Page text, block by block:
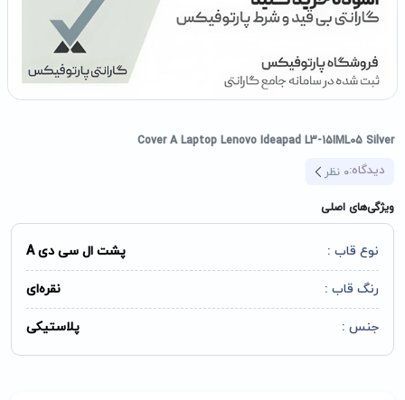
Cover A Laptop Lenovo Ideapad L3-15IML05 Silver
دیدگاه:0 نظر
ویژگی‌های اصلی
نوع قاب : پشت ال سی دی A
رنگ قاب : نقره‌ای
جنس : پلاستیکی